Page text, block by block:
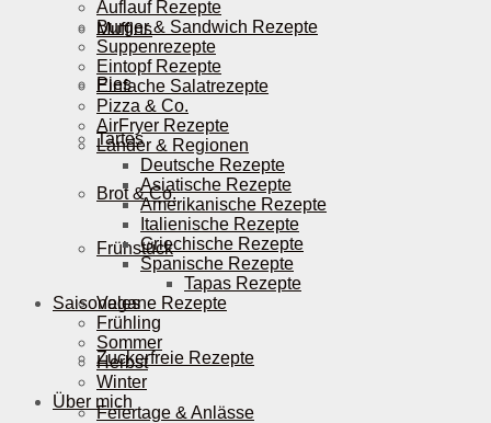
Muffins
Pies
Tartes
Brot & Co.
Frühstück
Vegane Rezepte
Zuckerfreie Rezepte
Feiertage & Anlässe
Auflauf Rezepte
Burger & Sandwich Rezepte
Suppenrezepte
Eintopf Rezepte
Einfache Salatrezepte
Pizza & Co.
AirFryer Rezepte
Länder & Regionen
Deutsche Rezepte
Asiatische Rezepte
Amerikanische Rezepte
Italienische Rezepte
Griechische Rezepte
Spanische Rezepte
Tapas Rezepte
Saisonales
Frühling
Sommer
Herbst
Winter
Über mich